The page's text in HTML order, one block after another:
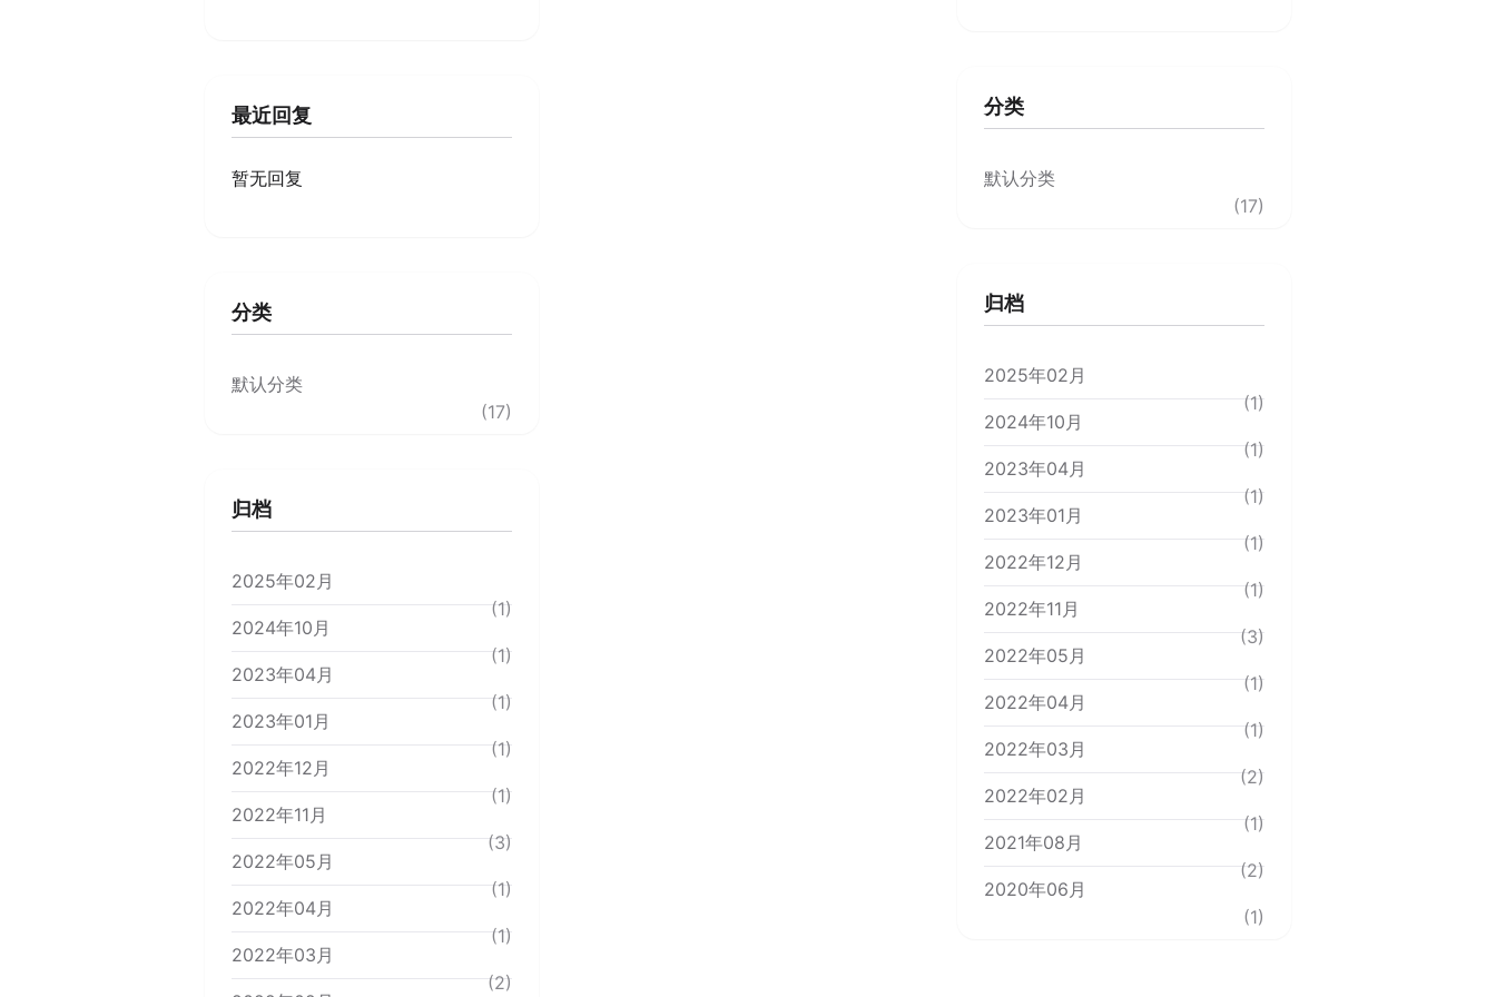
最近回复
暂无回复
分类
默认分类
(17)
归档
2025年02月
(1)
2024年10月
(1)
2023年04月
(1)
2023年01月
(1)
2022年12月
(1)
2022年11月
(3)
2022年05月
(1)
2022年04月
(1)
2022年03月
(2)
分类
默认分类
(17)
归档
2025年02月
(1)
2024年10月
(1)
2023年04月
(1)
2023年01月
(1)
2022年12月
(1)
2022年11月
(3)
2022年05月
(1)
2022年04月
(1)
2022年03月
(2)
2022年02月
(1)
2021年08月
(2)
2020年06月
(1)